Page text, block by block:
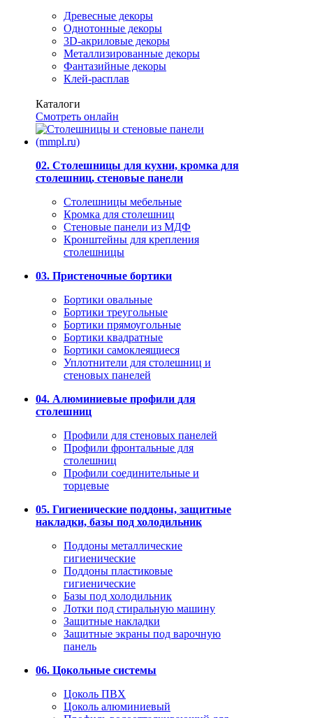
Древесные декоры
Однотонные декоры
3D-акриловые декоры
Металлизированные декоры
Фантазийные декоры
Клей-расплав
Каталоги
Смотреть онлайн
02. Столешницы для кухни, кромка для
столешниц, стеновые панели
Столешницы мебельные
Кромка для столешниц
Стеновые панели из МДФ
Кронштейны для крепления
столешницы
03. Пристеночные бортики
Бортики овальные
Бортики треугольные
Бортики прямоугольные
Бортики квадратные
Бортики самоклеящиеся
Уплотнители для столешниц и
стеновых панелей
04. Алюминиевые профили для
столешниц
Профили для стеновых панелей
Профили фронтальные для
столешниц
Профили соединительные и
торцевые
05. Гигиенические поддоны, защитные
накладки, базы под холодильник
Поддоны металлические
гигиенические
Поддоны пластиковые
гигиенические
Базы под холодильник
Лотки под стиральную машину
Защитные накладки
Защитные экраны под варочную
панель
06. Цокольные системы
Цоколь ПВХ
Цоколь алюминиевый